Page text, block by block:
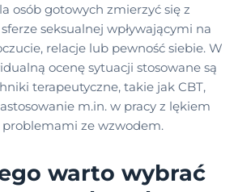
osób gotowych zmierzyć się z
seksualnej wpływającymi na
relacje lub pewność siebie. W
ocenę sytuacji stosowane są
terapeutyczne, takie jak CBT,
m.in. w pracy z lękiem
ze wzwodem.
warto wybrać